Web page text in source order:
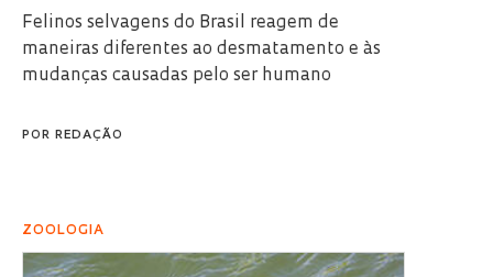
Felinos selvagens do Brasil reagem de
maneiras diferentes ao desmatamento e às
mudanças causadas pelo ser humano
POR REDAÇÃO
ZOOLOGIA